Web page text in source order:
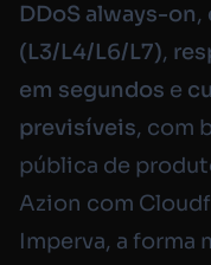
DDoS always-on,
(L3/L4/L6/L7),
em segundos e
previsíveis, com
pública de
Azion com
Imperva, a forma